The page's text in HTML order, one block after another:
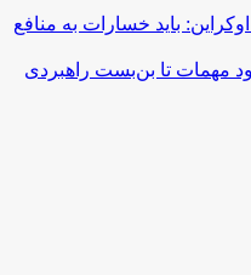
باید خسارات به منافع
مهمات تا بن‌بست راهبردی